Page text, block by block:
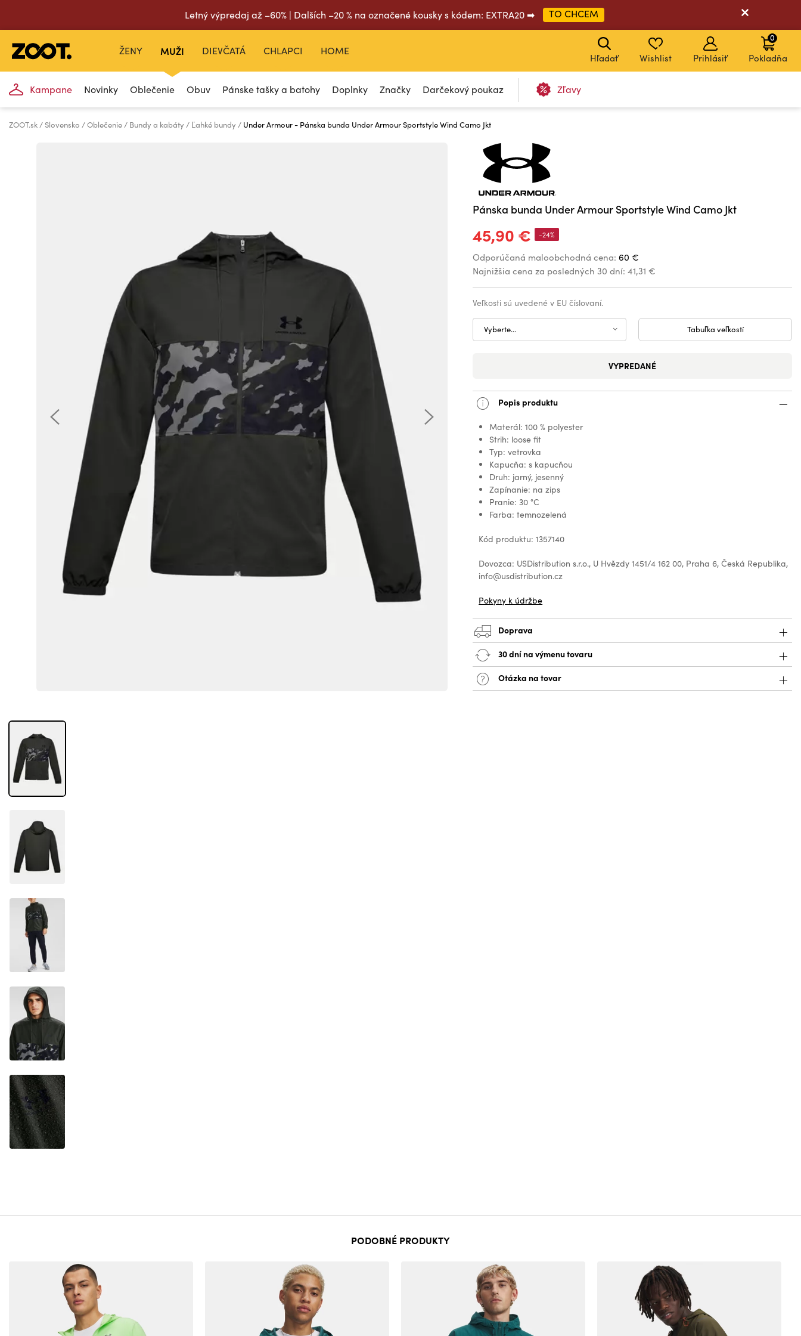
Letný výpredaj až –60% | Dalších –20 % na označené kousky s kódem: EXTRA20 ➡ TO CHCEM
ŽENY MUŽI
Kampane Novinky Oblečenie Obuv Pánske tašky a batohy Doplnky Značky Darčekový poukaz Zľavy
DIEVČATÁ CHLAPCI HOME
Hľadať Wishlist Prihlásiť Pokladňa
0
ZOOT.sk Slovensko Oblečenie Bundy a kabáty Ľahké bundy Under Armour - Pánska bunda Under Armour Sportstyle Wind Camo Jkt
Pánska bunda Under Armour Sportstyle Wind Camo Jkt
45,90 € -24%
Odporúčaná maloobchodná cena: 60 €
Najnižšia cena za posledných 30 dní: 41,31 €
Veľkosti sú uvedené v EU číslovaní.
Vyberte... Tabuľka veľkostí
VYPREDANÉ
Popis produktu
Materál: 100 % polyester
Strih: loose fit
Typ: vetrovka
Kapucňa: s kapucňou
Druh: jarný, jesenný
Zapínanie: na zips
Pranie: 30 °C
Farba: temnozelená
Kód produktu: 1357140
Dovozca: USDistribution s.r.o., U Hvězdy 1451/4 162 00, Praha 6, Česká Republika,
info@usdistribution.cz
Pokyny k údržbe
Doprava
30 dní na výmenu tovaru
Otázka na tovar
PODOBNÉ PRODUKTY